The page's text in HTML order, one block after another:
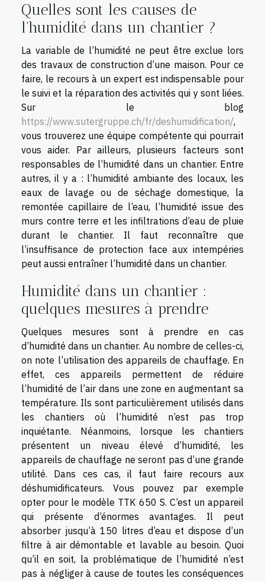
Quelles sont les causes de
l’humidité dans un chantier ?
La variable de l’humidité ne peut être exclue lors
des travaux de construction d’une maison. Pour ce
faire, le recours à un expert est indispensable pour
le suivi et la réparation des activités qui y sont liées.
Sur le blog
https://www.sutergruppe.ch/fr/deshumidification/,
vous trouverez une équipe compétente qui pourrait
vous aider. Par ailleurs, plusieurs facteurs sont
responsables de l’humidité dans un chantier. Entre
autres, il y a : l’humidité ambiante des locaux, les
eaux de lavage ou de séchage domestique, la
remontée capillaire de l’eau, l’humidité issue des
murs contre terre et les infiltrations d’eau de pluie
durant le chantier. Il faut reconnaître que
l’insuffisance de protection face aux intempéries
peut aussi entraîner l’humidité dans un chantier.
Humidité dans un chantier :
quelques mesures à prendre
Quelques mesures sont à prendre en cas
d’humidité dans un chantier. Au nombre de celles-ci,
on note l’utilisation des appareils de chauffage. En
effet, ces appareils permettent de réduire
l’humidité de l’air dans une zone en augmentant sa
température. Ils sont particulièrement utilisés dans
les chantiers où l’humidité n’est pas trop
inquiétante. Néanmoins, lorsque les chantiers
présentent un niveau élevé d’humidité, les
appareils de chauffage ne seront pas d’une grande
utilité. Dans ces cas, il faut faire recours aux
déshumidificateurs. Vous pouvez par exemple
opter pour le modèle TTK 650 S. C’est un appareil
qui présente d’énormes avantages. Il peut
absorber jusqu’à 150 litres d’eau et dispose d’un
filtre à air démontable et lavable au besoin. Quoi
qu’il en soit, la problématique de l’humidité n’est
pas à négliger à cause de toutes les conséquences